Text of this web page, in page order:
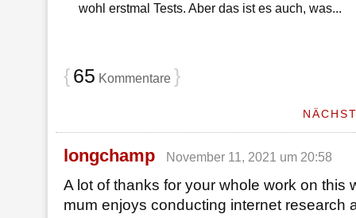
wohl erstmal Tests. Aber das ist es auch, was...
{65 Kommentare }
longchamp November 11, 2021 um 20:58
A lot of thanks for your whole work on this
mum enjoys conducting internet research